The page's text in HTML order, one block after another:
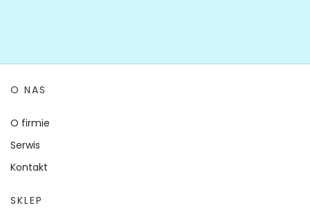
O NAS
O firmie
Serwis
Kontakt
SKLEP